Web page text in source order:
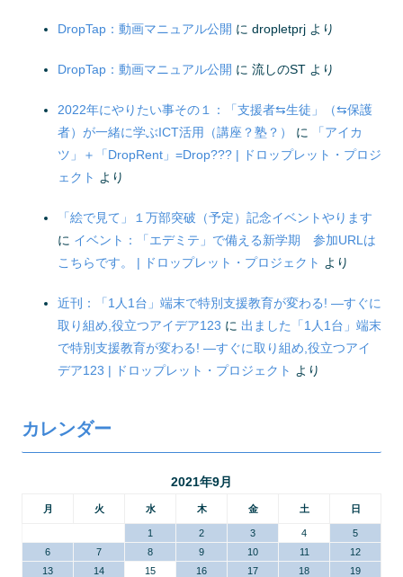
DropTap：動画マニュアル公開 に dropletprj より
DropTap：動画マニュアル公開 に 流しのST より
2022年にやりたい事その１：「支援者⇆生徒」（⇆保護
者）が一緒に学ぶICT活用（講座？塾？）
に
「アイカ
ツ」＋「DropRent」=Drop??? | ドロップレット・プロジ
ェクト より
「絵で見て」１万部突破（予定）記念イベントやります
に イベント：「エデミテ」で備える新学期 参加URLは
こちらです。 | ドロップレット・プロジェクト より
近刊：「1人1台」端末で特別支援教育が変わる! ―すぐに
取り組め,役立つアイデア123 に 出ました「1人1台」端末
で特別支援教育が変わる! ―すぐに取り組め,役立つアイ
デア123 | ドロップレット・プロジェクト より
カレンダー
2021年9月
月 火 水 木 金 土 日
1 2 3 4
5
6
7 8 9 10 11
12
13
14 15 16 17 18
19